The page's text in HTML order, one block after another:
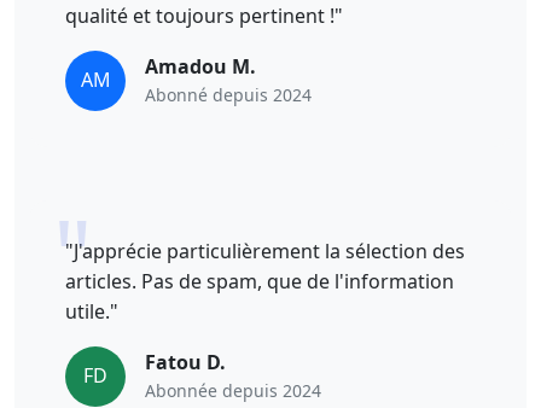
qualité et toujours pertinent !"
AM Amadou M.
Abonné depuis 2024
"J'apprécie particulièrement la sélection des
articles. Pas de spam, que de l'information
utile."
FD Fatou D.
Abonnée depuis 2024